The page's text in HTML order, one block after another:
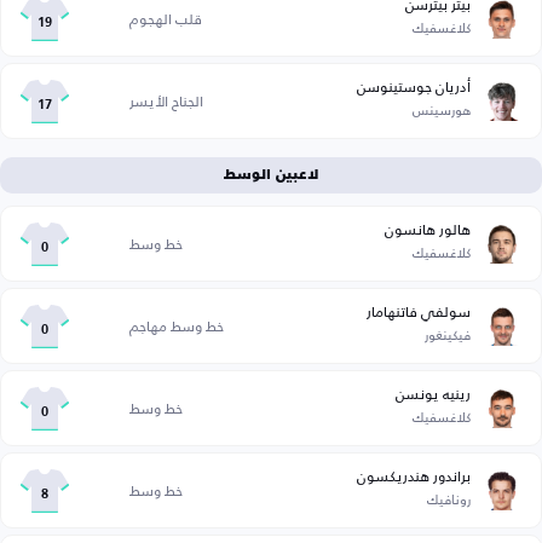
كلاغسفيك قلب الهجوم 19
أدريان جوستينوسن
هورسينس الجناح الأيسر 17
لاعبين الوسط
هالور هانسون
كلاغسفيك خط وسط 0
سولفي فاتنهامار
فيكينغور خط وسط مهاجم 0
رينيه يونسن
كلاغسفيك خط وسط 0
براندور هندريكسون
رونافيك خط وسط 8